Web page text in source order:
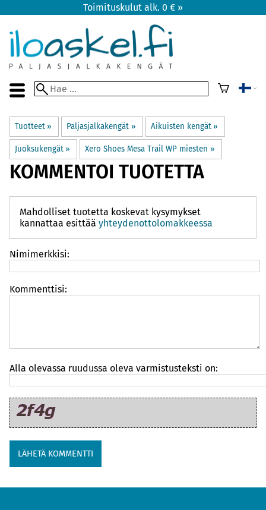
Toimituskulut alk. 0 € »
Tuotteet ‪» Paljasjalkakengät ‪» Aikuisten kengät ‪»
Juoksukengät ‪» Xero Shoes Mesa Trail WP miesten ‪»
KOMMENTOI TUOTETTA
Mahdolliset tuotetta koskevat kysymykset
kannattaa esittää yhteydenottolomakkeessa
Nimimerkkisi:
Kommenttisi:
Alla olevassa ruudussa oleva varmistusteksti on: